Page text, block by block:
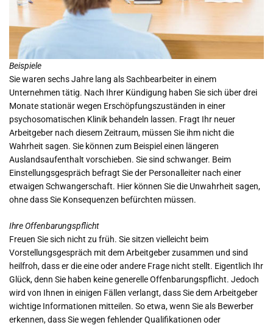
Beispiele
Sie waren sechs Jahre lang als Sachbearbeiter in einem
Unternehmen tätig. Nach Ihrer Kündigung haben Sie sich über drei
Monate stationär wegen Erschöpfungszuständen in einer
psychosomatischen Klinik behandeln lassen. Fragt Ihr neuer
Arbeitgeber nach diesem Zeitraum, müssen Sie ihm nicht die
Wahrheit sagen. Sie können zum Beispiel einen längeren
Auslandsaufenthalt vorschieben. Sie sind schwanger. Beim
Einstellungsgespräch befragt Sie der Personalleiter nach einer
etwaigen Schwangerschaft. Hier können Sie die Unwahrheit sagen,
ohne dass Sie Konsequenzen befürchten müssen.
Ihre Offenbarungspflicht
Freuen Sie sich nicht zu früh. Sie sitzen vielleicht beim
Vorstellungsgespräch mit dem Arbeitgeber zusammen und sind
heilfroh, dass er die eine oder andere Frage nicht stellt. Eigentlich Ihr
Glück, denn Sie haben keine generelle Offenbarungspflicht. Jedoch
wird von Ihnen in einigen Fällen verlangt, dass Sie dem Arbeitgeber
wichtige Informationen mitteilen. So etwa, wenn Sie als Bewerber
erkennen, dass Sie wegen fehlender Qualifikationen oder